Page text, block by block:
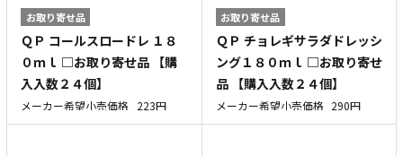
お取り寄せ品
ＱＰ コールスロードレ １８
０ｍｌ □お取り寄せ品 【購
入入数２４個】
メーカー希望小売価格 223円
お取り寄せ品
ＱＰ チョレギサラダドレッシ
ング１８０ｍｌ □お取り寄せ
品 【購入入数２４個】
メーカー希望小売価格 290円